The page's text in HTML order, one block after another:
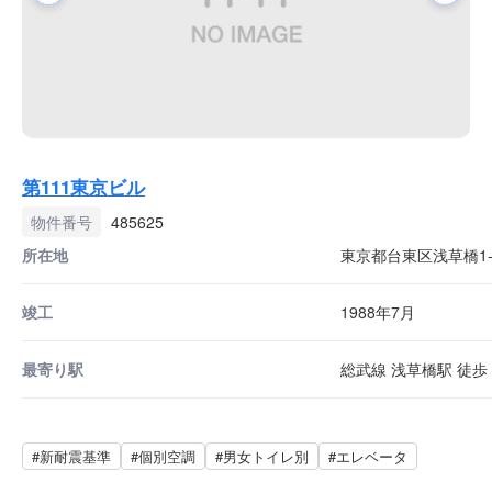
第111東京ビル
物件番号
485625
所在地
東京都台東区浅草橋
竣工 1988年7月
最寄り駅 総武線 浅草橋駅 徒
#新耐震基準 #個別空調 #男女トイレ別 #エレベータ